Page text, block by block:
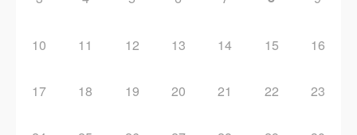
10 11 12 13 14 15 16
17 18 19 20 21 22 23